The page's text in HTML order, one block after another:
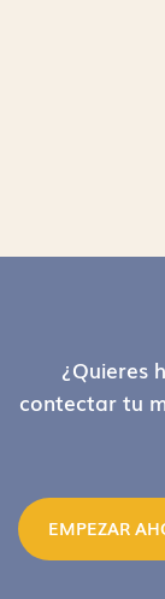
Footer¿Quieres
contectar tu
EMPEZAR